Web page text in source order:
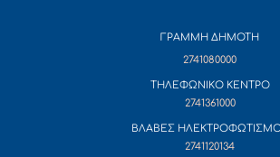
ΓΡΑΜΜΗ ΔΗΜΟΤΗ
2741080000
ΤΗΛΕΦΩΝΙΚΟ ΚΕΝΤΡΟ
2741361000
ΒΛΑΒΕΣ
2741120134